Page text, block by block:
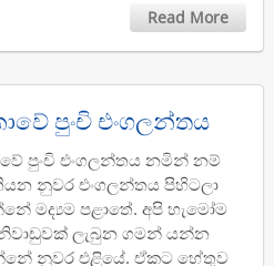
Read More
පුංචි එංගලන්තය
පුංචි එංගලන්තය නමින් නම්
නුවර එංගලන්තය පිහිටලා
මද්‍යම පළාතේ. අපි හැමෝම
නිවාඩුවක් ලැබුන ගමන් යන්න
නුවර එළියේ. ඒකට හේතුව